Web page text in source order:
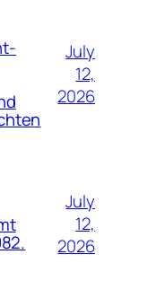
July
12,
2026
July
12,
2026